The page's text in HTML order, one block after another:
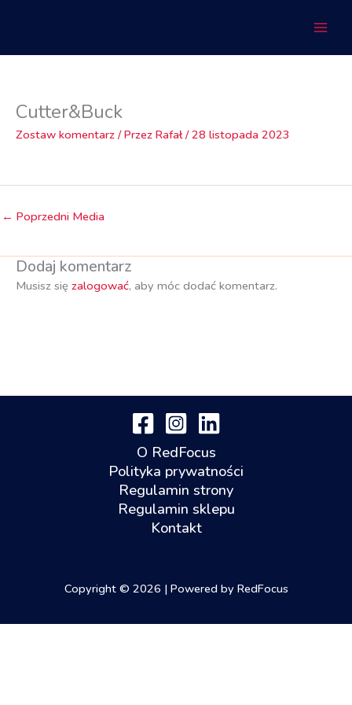
Cutter&Buck
Zostaw komentarz / Przez Rafał/28 listopada 2023
← Poprzedni Media
Dodaj komentarz
Musisz się zalogować, aby móc dodać komentarz.
O RedFocus
Polityka prywatności
Regulamin strony
Regulamin sklepu
Kontakt
Copyright © 2026 | Powered by RedFocus